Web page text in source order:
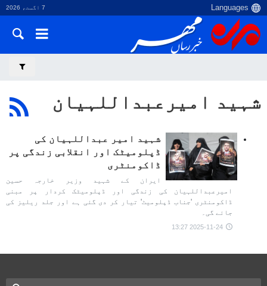
7 اگست، 2026
شہید امیرعبداللہیان
شہید امیر عبداللہیان کی
ڈپلومیٹک اور انقلابی زندگی پر
ڈاکومنٹری
ایران کے شہید وزیر خارجہ حسین
امیرعبداللہیان کی زندگی اور ڈپلومیٹک کردار پر مبنی
ڈاکومنٹری 'جناب ڈپلومیٹ' تیار کر دی گئی ہے اور جلد ریلیز کی
جائے گی۔
2025-11-24 13:27